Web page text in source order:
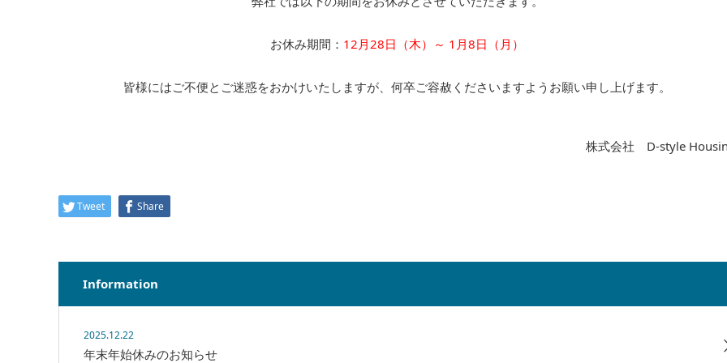
お休み期間： 12月28日（木）～ 1月8日（月）
皆様にはご不便とご迷惑をおかけいたしますが、何卒ご容赦くださいますようお願い申し上げます。
株式会社 D-style
Tweet Share
Information
2025.12.22
年末年始休みのお知らせ